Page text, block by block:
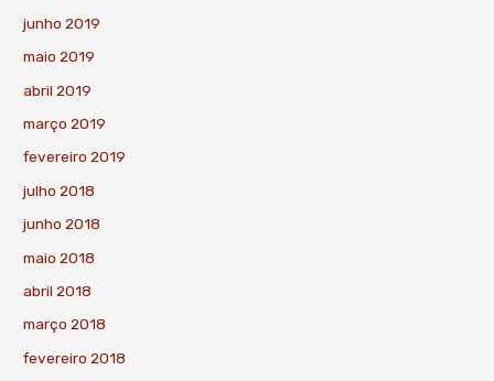
junho 2019
maio 2019
abril 2019
março 2019
fevereiro 2019
julho 2018
junho 2018
maio 2018
abril 2018
março 2018
fevereiro 2018